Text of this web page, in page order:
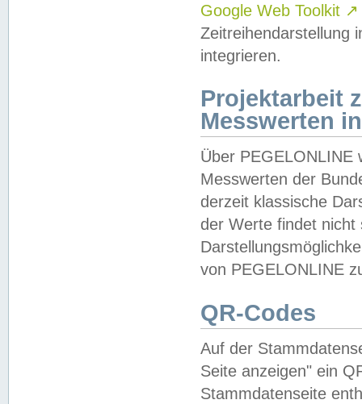
Google Web Toolkit ↗
Zeitreihendarstellung
integrieren.
Projektarbeit
Messwerten
Über PEGELONLINE
Messwerten der
derzeit klassische
der Werte findet
von PEGELONLINE
QR-Codes
Auf der
Seite anzeigen" ein
Stammdatenseite